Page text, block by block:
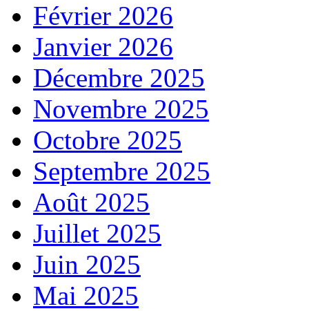
Février 2026
Janvier 2026
Décembre 2025
Novembre 2025
Octobre 2025
Septembre 2025
Août 2025
Juillet 2025
Juin 2025
Mai 2025